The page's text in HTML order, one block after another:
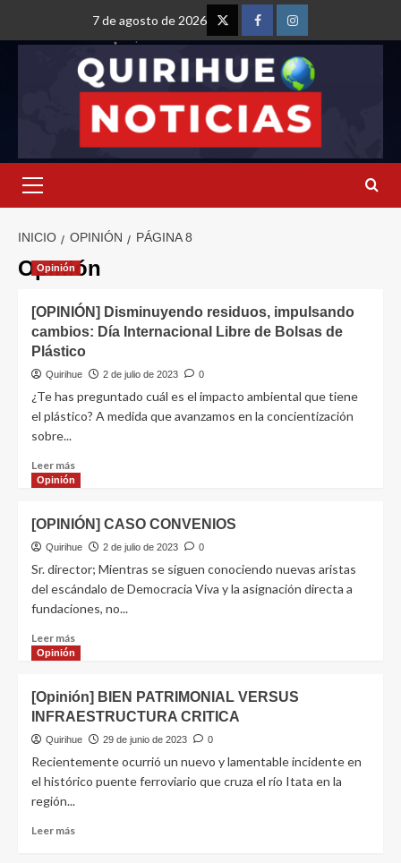
7 de agosto de 2026
INICIO OPINIÓN PÁGINA 8
Opinión
Opinión
[OPINIÓN] Disminuyendo residuos, impulsando
cambios: Día Internacional Libre de Bolsas de
Plástico
Quirihue 2 de julio de 2023 0
¿Te has preguntado cuál es el impacto ambiental que tiene
el plástico? A medida que avanzamos en la concientización
sobre...
Leer más
Opinión
[OPINIÓN] CASO CONVENIOS
Quirihue 2 de julio de 2023 0
Sr. director; Mientras se siguen conociendo nuevas aristas
del escándalo de Democracia Viva y la asignación directa a
fundaciones, no...
Leer más
Opinión
[Opinión] BIEN PATRIMONIAL VERSUS
INFRAESTRUCTURA CRITICA
Quirihue 29 de junio de 2023 0
Recientemente ocurrió un nuevo y lamentable incidente en
el histórico puente ferroviario que cruza el río Itata en la
región...
Leer más